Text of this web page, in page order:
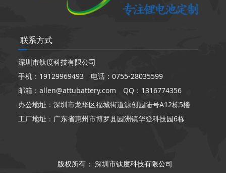
联系方式
深圳市钛度科技有限公司
手机：19129969493 电话：0755-28035599
邮箱：allen@attubattery.com QQ：1316774356
办公地址：深圳市龙华区福城街道源创园陆号A12栋5楼
工厂地址：广东省惠州市博罗县园洲镇华登科技园6栋
版权所有： 深圳市钛度科技有限公司